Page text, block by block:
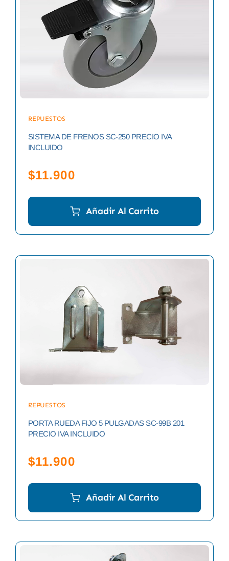
REPUESTOS
SISTEMA DE FRENOS SC-250 PRECIO IVA
INCLUIDO
$11.900
Añadir Al Carrito
REPUESTOS
PORTA RUEDA FIJO 5 PULGADAS SC-99B 201
PRECIO IVA INCLUIDO
$11.900
Añadir Al Carrito